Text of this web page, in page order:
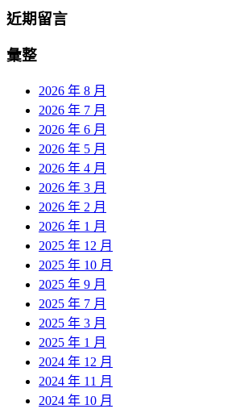
近期留言
彙整
2026 年 8 月
2026 年 7 月
2026 年 6 月
2026 年 5 月
2026 年 4 月
2026 年 3 月
2026 年 2 月
2026 年 1 月
2025 年 12 月
2025 年 10 月
2025 年 9 月
2025 年 7 月
2025 年 3 月
2025 年 1 月
2024 年 12 月
2024 年 11 月
2024 年 10 月